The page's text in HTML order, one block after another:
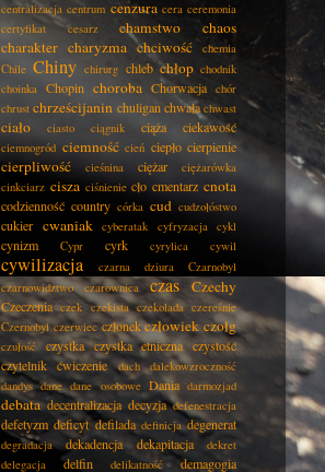
centralizacja centrum cenzura cera ceremonia
certyfikat
cesarz chamstwo
chaos
charakter charyzma chciwość
chemia
Chile Chiny chirurg chleb chłop chodnik
choinka Chopin choroba Chorwacja chór
chrust chrześcijanin chuligan chwała chwast
ciało ciasto ciągnik ciąża ciekawość
ciemnogród ciemność cień ciepło cierpienie
cierpliwość cieśnina ciężar
ciężarówka
cinkciarz cisza ciśnienie cło cmentarz cnota
codzienność country córka cud cudzołóstwo
cukier cwaniak cyberatak cyfryzacja cykl
cynizm Cypr cyrk cyrylica cywil
cywilizacja czarna dziura
Czarnobyl
czarnowidztwo
czarownica czas Czechy
Czeczenia czek czekista czekolada czereśnie
Czernobyl czerwiec członek człowiek czołg
czułość czystka czystka etniczna czystość
czytelnik ćwiczenie dach
dalekowzroczność
dandys dane dane osobowe Dania darmozjad
debata decentralizacja decyzja defenestracja
defetyzm deficyt defilada definicja degenerat
degradacja dekadencja dekapitacja
dekret
delegacja
delfin delikatność demagogia